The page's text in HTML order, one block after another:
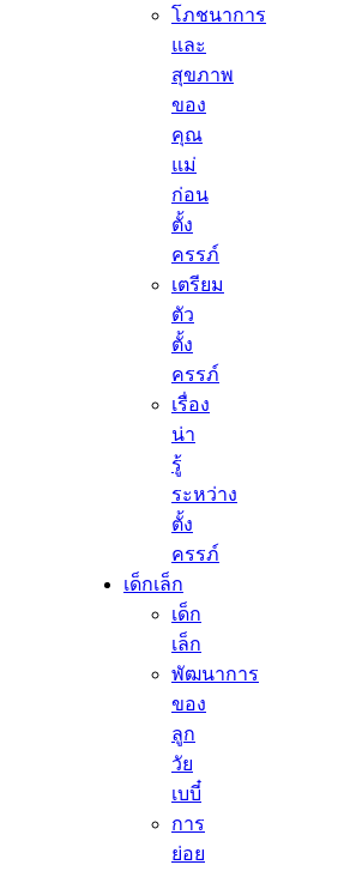
โภชนาการ
และ
สุขภาพ
ของ
คุณ
แม่
ก่อน
ตั้ง
ครรภ์
เตรียม
ตัว
ตั้ง
ครรภ์
เรื่อง
น่า
รู้
ระหว่าง
ตั้ง
ครรภ์
เด็กเล็ก​
เด็ก
เล็ก​
พัฒนาการ
ของ
ลูก
วัย
เบบี๋
การ
ย่อย